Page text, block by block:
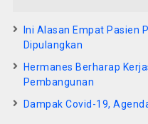
Ini Alasan Empat Pasien
Dipulangkan
Hermanes Berharap
Pembangunan
Dampak Covid-19,